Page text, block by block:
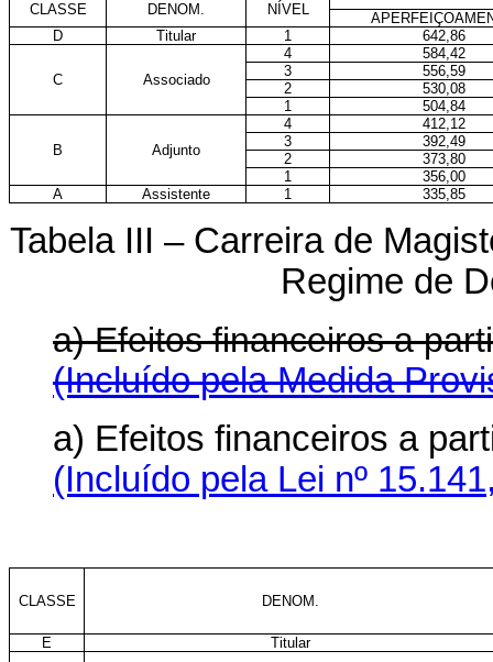
CLASSE DENOM. NÍVEL
D
Titular 1 642,86
C Associado
4
584,42
3
556,59
2
530,08
1
504,84
B Adjunto
4
412,12
3
392,49
2
373,80
1
356,00
A
Assistente 1 335,85
Tabela III – Carreira de
Regime de
a) Efeitos financeiros a
(Incluído pela Medida
a) Efeitos financeiros a
(Incluído pela Lei nº
CLASSE DENOM.
E Titular